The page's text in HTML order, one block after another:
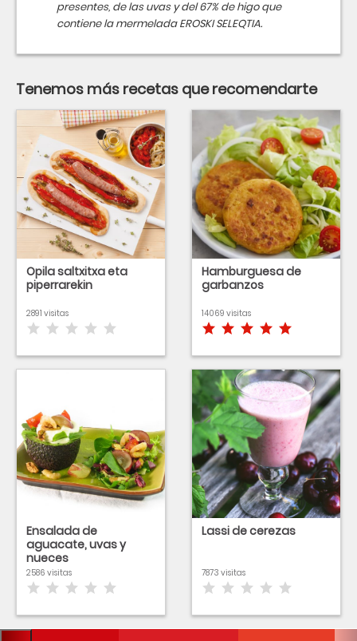
presentes, de las uvas y del 67% de higo que
contiene la mermelada EROSKI SELEQTIA.
Tenemos más recetas que recomendarte
Opila saltxitxa eta
piperrarekin
2891 visitas
Hamburguesa de
garbanzos
14069 visitas
Ensalada de
aguacate, uvas y
nueces
2586 visitas
Lassi de cerezas
7873 visitas